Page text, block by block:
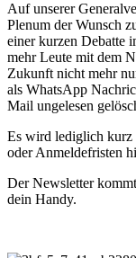
Auf unserer
Plenum der Wunsch
einer kurzen Debatte
mehr Leute mit dem
Zukunft nicht mehr
als WhatsApp
Mail ungelesen
Es wird lediglich kurz
oder Anmeldefristen
Der Newsletter
dein Handy.